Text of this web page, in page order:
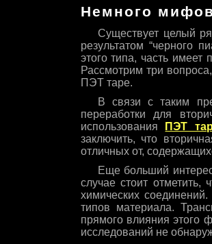
Немного
Существует целый
результатом “черного
этого типа, часть
Рассмотрим три
ПЭТ таре.
В связи с таким
переработки для
использования
ПЭТ
заключить, что
отличных от,
Еще больший
случае стоит
химических
типов материала.
прямого влияния этого
исследований не